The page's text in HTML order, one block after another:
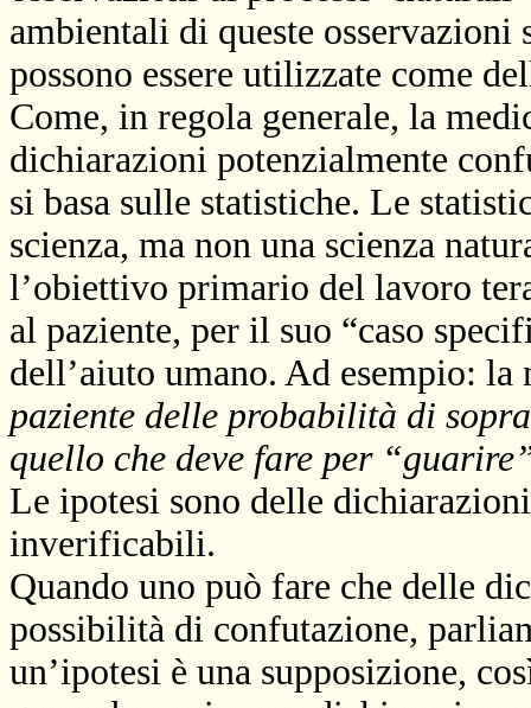
ambientali di queste
possono essere utilizzate come
Come, in regola generale, la
dichiarazioni potenzialmente
si basa sulle statistiche. Le
scienza, ma non una scienza
l’obiettivo primario del lavoro
al paziente, per il suo “caso
dell’aiuto umano. Ad esempio:
paziente delle probabilità di
quello che deve fare per
Le ipotesi sono delle
inverificabili.
Quando uno può fare che delle
possibilità di confutazione,
un’ipotesi è una supposizione,